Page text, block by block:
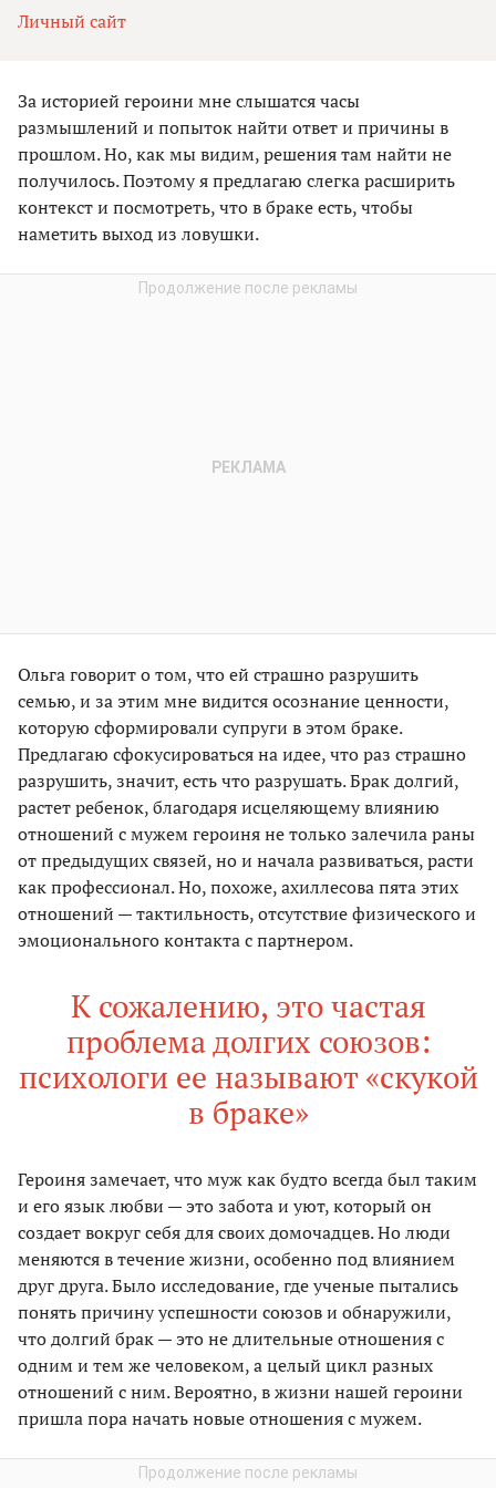
Личный сайт
За историей героини мне слышатся часы
размышлений и попыток найти ответ и причины в
прошлом. Но, как мы видим, решения там найти не
получилось. Поэтому я предлагаю слегка расширить
контекст и посмотреть, что в браке есть, чтобы
наметить выход из ловушки.
Ольга говорито том, что ей страшно разрушить
семью, и за этим мне видится осознание ценности,
которую сформировали супруги в этом браке.
Предлагаю сфокусироваться на идее, что раз страшно
разрушить, значит, есть что разрушать. Брак долгий,
растет ребенок, благодаря исцеляющему влиянию
отношений c мужем героиня не только залечила раны
от предыдущих связей, но и начала развиваться, расти
как профессионал. Но, похоже, ахиллесова пята этих
отношений — тактильность, отсутствие физического и
эмоционального контакта с партнером.
К сожалению, это частая
проблема долгих союзов:
психологи ее называют «скукой
в браке»
Героиня замечает, что муж как будто всегда был таким
и его язык любви — это забота и уют, который он
создает вокруг себя для своих домочадцев. Но люди
меняются в течение жизни, особенно под влиянием
друг друга. Было исследование, где ученые пытались
понять причину успешности союзов и обнаружили,
что долгий брак — это не длительные отношения с
одним и тем же человеком, а целый цикл разных
отношений с ним. Вероятно, в жизни нашей героини
пришла пора начать новые отношения с мужем.